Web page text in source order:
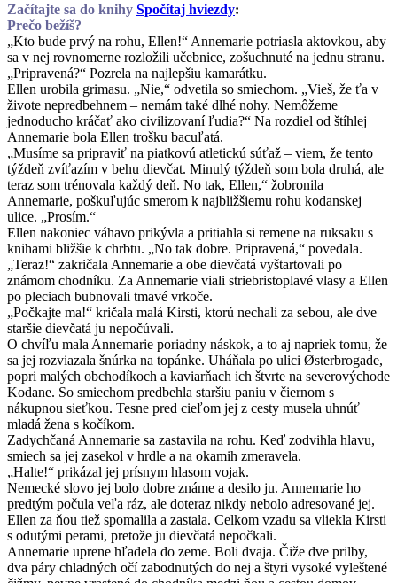
Začítajte sa do knihy Spočítaj hviezdy:
Prečo bežíš?
„Kto bude prvý na rohu, Ellen!“ Annemarie potriasla aktovkou, aby
sa v nej rovnomerne rozložili učebnice, zošuchnuté na jednu stranu.
„Pripravená?“ Pozrela na najlepšiu kamarátku.
Ellen urobila grimasu. „Nie,“ odvetila so smiechom. „Vieš, že ťa v
živote nepredbehnem – nemám také dlhé nohy. Nemôžeme
jednoducho kráčať ako civilizovaní ľudia?“ Na rozdiel od štíhlej
Annemarie bola Ellen trošku bacuľatá.
„Musíme sa pripraviť na piatkovú atletickú súťaž – viem, že tento
týždeň zvíťazím v behu dievčat. Minulý týždeň som bola druhá, ale
teraz som trénovala každý deň. No tak, Ellen,“ žobronila
Annemarie, poškuľujúc smerom k najbližšiemu rohu kodanskej
ulice. „Prosím.“
Ellen nakoniec váhavo prikývla a pritiahla si remene na ruksaku s
knihami bližšie k chrbtu. „No tak dobre. Pripravená,“ povedala.
„Teraz!“ zakričala Annemarie a obe dievčatá vyštartovali po
známom chodníku. Za Annemarie viali striebristoplavé vlasy a Ellen
po pleciach bubnovali tmavé vrkoče.
„Počkajte ma!“ kričala malá Kirsti, ktorú nechali za sebou, ale dve
staršie dievčatá ju nepočúvali.
O chvíľu mala Annemarie poriadny náskok, a to aj napriek tomu, že
sa jej rozviazala šnúrka na topánke. Uháňala po ulici Østerbrogade,
popri malých obchodíkoch a kaviarňach ich štvrte na severovýchode
Kodane. So smiechom predbehla staršiu paniu v čiernom s
nákupnou sieťkou. Tesne pred cieľom jej z cesty musela uhnúť
mladá žena s kočíkom.
Zadychčaná Annemarie sa zastavila na rohu. Keď zodvihla hlavu,
smiech sa jej zasekol v hrdle a na okamih zmeravela.
„Halte!“ prikázal jej prísnym hlasom vojak.
Nemecké slovo jej bolo dobre známe a desilo ju. Anne­marie ho
predtým počula veľa ráz, ale doteraz nikdy nebolo adresované jej.
Ellen za ňou tiež spomalila a zastala. Celkom vzadu sa vliekla Kirsti
s odutými perami, pretože ju dievčatá nepočkali.
Annemarie uprene hľadela do zeme. Boli dvaja. Čiže dve prilby,
dva páry chladných očí zabodnutých do nej a štyri vysoké vyleštené